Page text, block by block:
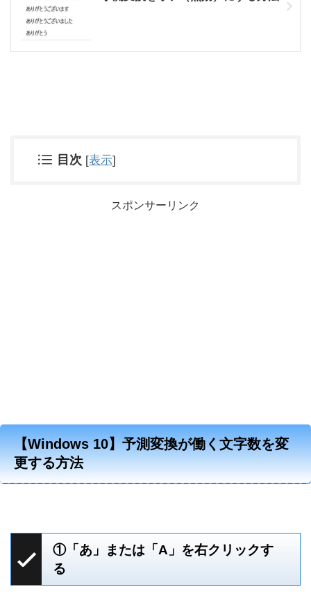
目次 [表示]
スポンサーリンク
【Windows 10】予測変換が働く文字数を変
更する方法
①「あ」または「A」を右クリックす
る